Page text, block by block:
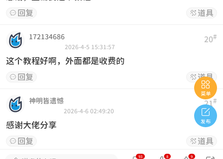
 回复  道具
20#
172134686
2026-4-5 15:31:57
这个教程好啊，外面都是收费的
 回复  道具
21#
神明皆遗憾
2026-4-6 02:49:20
感谢大佬分享
 回复  道具

菜单

发布
93 8 9